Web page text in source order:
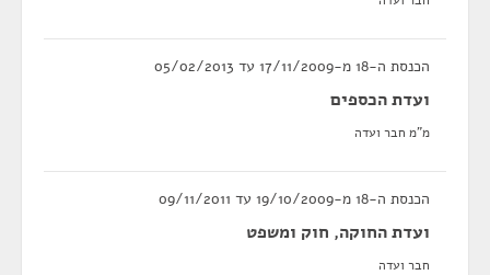
הכנסת ה-18 מ-17/11/2009 עד 05/02/2013
ועדת הכספים
מ"מ חבר ועדה
הכנסת ה-18 מ-19/10/2009 עד 09/11/2011
ועדת החוקה, חוק ומשפט
חבר ועדה